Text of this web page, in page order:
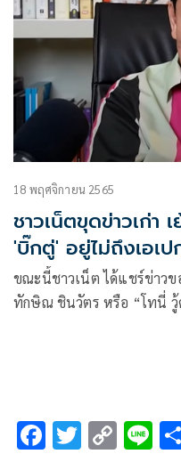
18 พฤศจิกายน 2565
ชาวเน็ตขุดข่าวเก่
'บิ๊กตู่' อยู่ไม่ถึงเอเป
ขณะนี้ชาวเน็ต ได้แชร์ข่าวของวันที่
ทักษิณ ชินวัตร หรือ “โทนี่ วู้
F T C Li